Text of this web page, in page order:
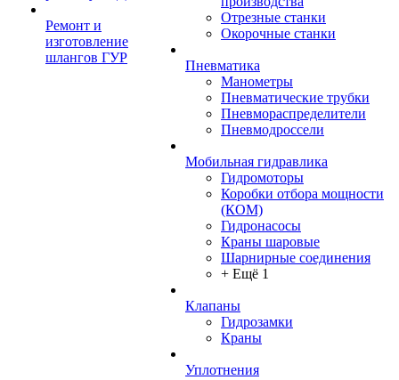
Ремонт и
изготовление
шлангов ГУР
Отрезные станки
Окорочные станки
Пневматика
Манометры
Пневматические трубки
Пневмораспределители
Пневмодроссели
Мобильная гидравлика
Гидромоторы
Коробки отбора мощности
(КОМ)
Гидронасосы
Краны шаровые
Шарнирные соединения
+ Ещё 1
Клапаны
Гидрозамки
Краны
Уплотнения